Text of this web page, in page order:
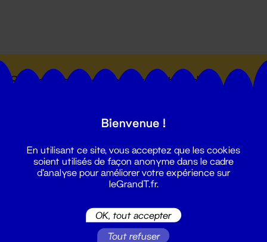
Suivez toutes les actualités du
Bienvenue !
En utilisant ce site, vous acceptez que les cookies
soient utilisés de façon anonyme dans le cadre
d'analyse pour améliorer votre expérience sur
leGrandT.fr.
OK, tout accepter
Tout refuser